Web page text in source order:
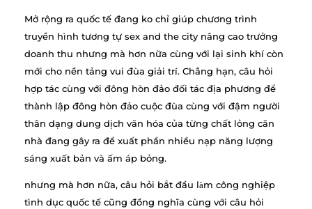
Mở rộng ra quốc tế đang ko chỉ giúp chương trình
truyền hình tương tự sex and the city nâng cao trưởng
doanh thu nhưng mà hơn nữa cùng với lại sinh khí còn
mới cho nền tảng vui đùa giải trí. Chẳng hạn, câu hỏi
hợp tác cùng với đông hòn đảo đối tác địa phương để
thành lập đông hòn đảo cuộc đùa cùng với đậm người
thân dạng dung dịch văn hóa của từng chất lỏng căn
nhà đang gây ra đề xuất phần nhiều nạp năng lượng
sáng xuất bản và ấm áp bỏng.
nhưng mà hơn nữa, câu hỏi bắt đầu làm công nghiệp
tình dục quốc tế cũng đồng nghĩa cùng với câu hỏi